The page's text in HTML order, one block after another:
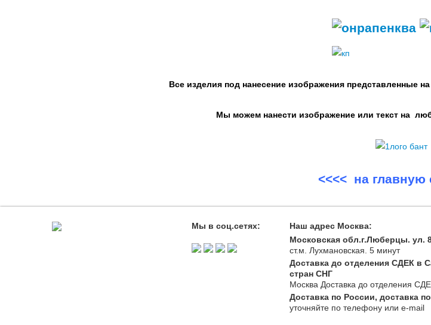
Все изделия под нанесение изображения представленные
Мы можем нанести изображение или текст на
<<<< на главную
Мы в соц.сетях:
Наш адрес Москва:
Московская обл.г.Люберцы. ул.
ст.м. Лухмановская. 5 минут
Доставка до отделения СДЕК в
стран СНГ
Москва Доставка до отделения
Доставка по России, доставка
уточняйтепо телефонуили e-mail